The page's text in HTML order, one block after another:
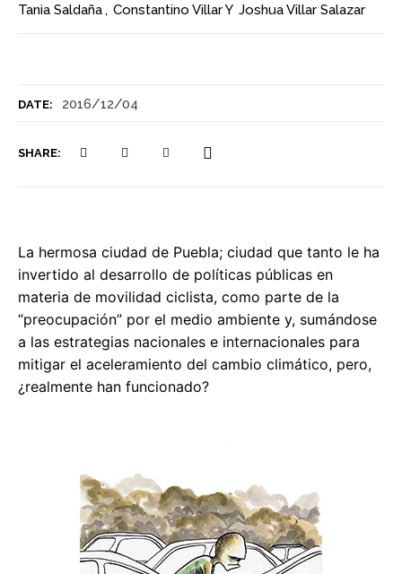
DATE: 2016/12/04
SHARE:
Tania Saldaña, Constantino VillarY Joshua Villar Salazar
La hermosa ciudad de Puebla; ciudad que tanto le ha
invertido al desarrollo de políticas públicas en
materia de movilidad ciclista, como parte de la
“preocupación” por el medio ambiente y, sumándose
a las estrategias nacionales e internacionales para
mitigar el aceleramiento del cambio climático, pero,
¿realmente han funcionado?